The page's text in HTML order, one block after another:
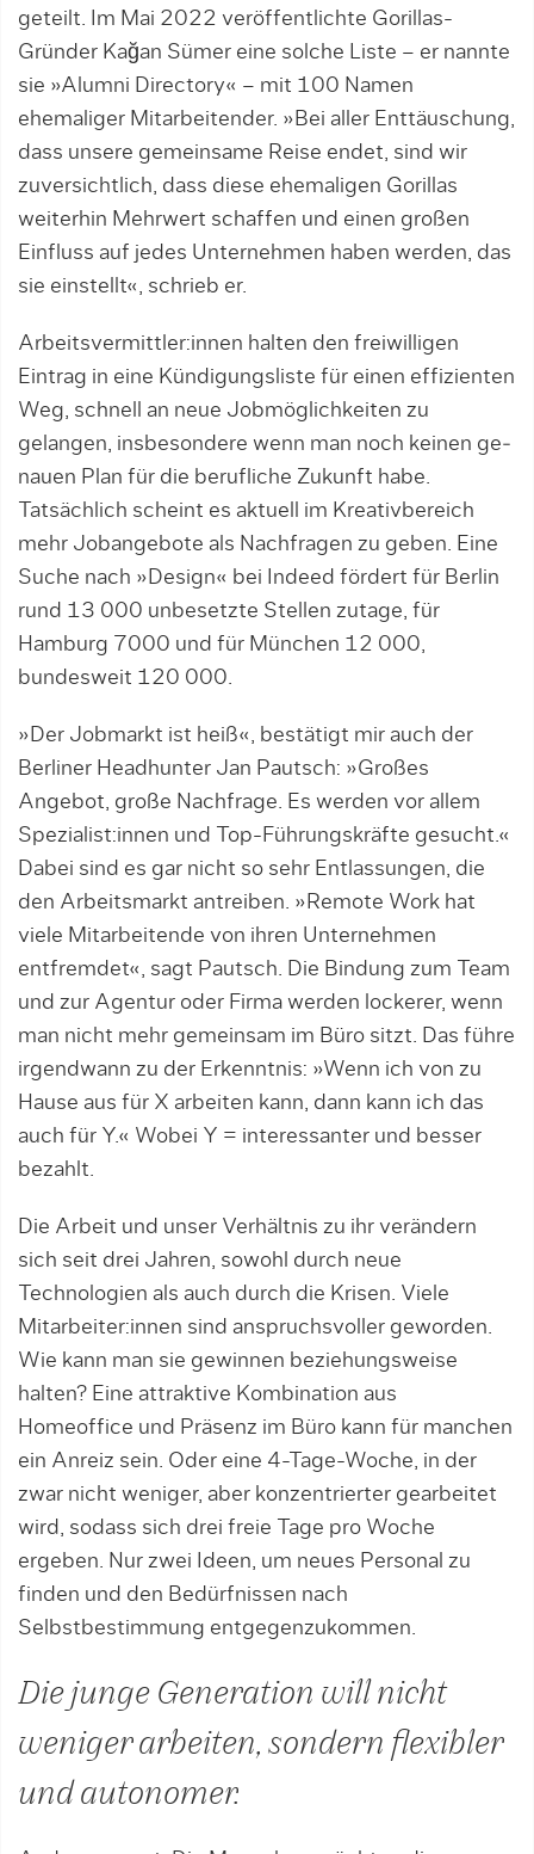
geteilt. Im Mai 2022 ver­öffentlichte Gorillas-
Gründer Kağan Sümer eine solche Liste – er nannte
sie »Alumni Directory« – mit 100 Namen
ehemaliger Mitarbeitender. »Bei aller Enttäuschung,
dass unsere gemeinsa­me Reise endet, sind wir
zuversichtlich, dass diese ehemaligen Gorillas
weiterhin Mehrwert schaffen und einen großen
Einfluss auf jedes Unternehmen haben werden, das
sie einstellt«, schrieb er.
Arbeitsvermittler:innen halten den freiwilligen
Eintrag in eine Kün­digungsliste für einen effizienten
Weg, schnell an neue Jobmöglichkeiten zu
gelangen, insbesondere wenn man noch keinen ge­
nauen Plan für die berufliche Zukunft habe.
Tatsächlich scheint es aktuell im Kreativbereich
mehr Jobangebote als Nachfragen zu geben. Eine
Suche nach »Design« bei Indeed fördert für Berlin
rund 13 000 unbesetzte Stellen zutage, für
Hamburg 7000 und für München 12 000,
bundesweit 120 000.
»Der Jobmarkt ist heiß«, bestätigt mir auch der
Berliner Head­hunter Jan Pautsch: »Großes
Angebot, große Nachfrage. Es wer­den vor allem
Spezialist:innen und Top-Führungskräfte gesucht.«
Dabei sind es gar nicht so sehr Entlassungen, die
den Arbeitsmarkt antreiben. »Remote Work hat
viele Mitarbeitende von ihren Unternehmen
entfremdet«, sagt Pautsch. Die Bindung zum Team
und zur Agentur oder Firma werden lockerer, wenn
man nicht mehr gemeinsam im Büro sitzt. Das führe
irgendwann zu der Erkenntnis: »Wenn ich von zu
Hause aus für X arbeiten kann, dann kann ich das
auch für Y.« Wobei Y = interessanter und besser
bezahlt.
Die Arbeit und unser Verhältnis zu ihr verändern
sich seit drei Jahren, sowohl durch neue
Technologien als auch durch die Krisen. Viele
Mitarbeiter:innen sind anspruchsvoller geworden.
Wie kann man sie gewinnen beziehungsweise
halten? Eine attraktive Kom­bination aus
Homeoffice und Präsenz im Büro kann für manchen
ein Anreiz sein. Oder eine 4-Tage-Woche, in der
zwar nicht weni­ger, aber konzentrierter gearbeitet
wird, sodass sich drei freie Tage pro Woche
ergeben. Nur zwei Ideen, um neues Personal zu
finden und den Bedürfnissen nach
Selbstbestimmung entgegenzu­kommen.
Die junge Generation will nicht
weniger arbeiten, sondern flexibler
und autonomer.